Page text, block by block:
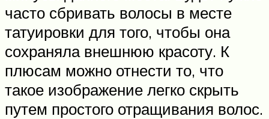
часто сбривать волосы в месте
татуировки для того, чтобы она
сохраняла внешнюю красоту. К
плюсам можно отнести то, что
такое изображение легко скрыть
путем простого отращивания волос.